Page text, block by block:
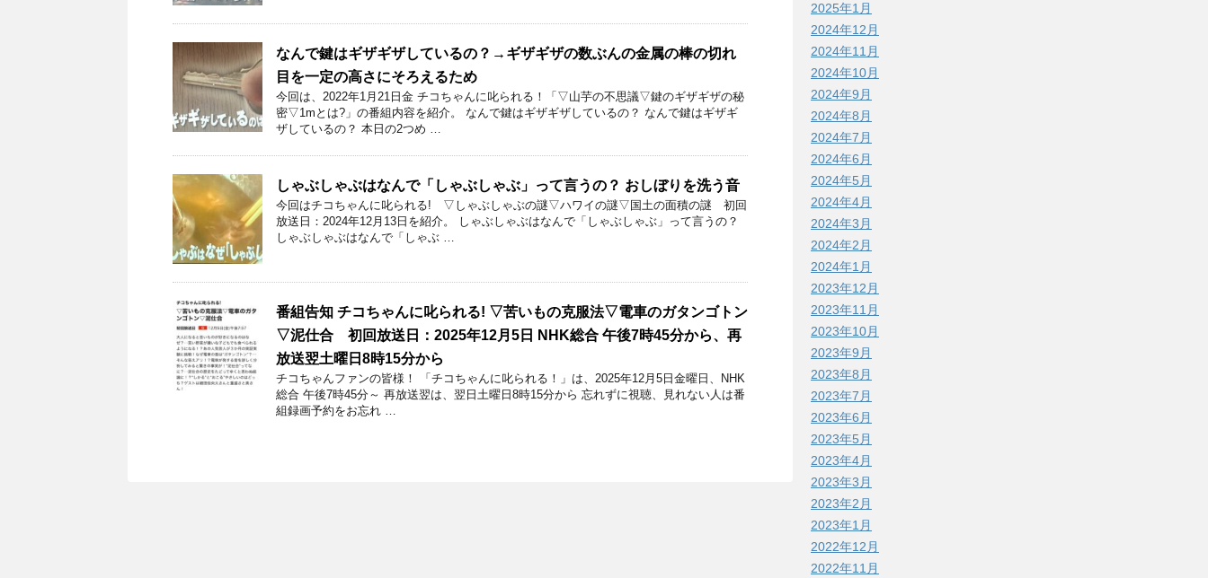
なんで鍵はギザギザしているの？→ギザギザの数ぶんの金属の棒の切れ
目を一定の高さにそろえるため
今回は、2022年1月21日金 チコちゃんに叱られる！「▽山芋の不思議▽鍵のギザギザの秘
密▽1mとは?」の番組内容を紹介。 なんで鍵はギザギザしているの？ なんで鍵はギザギ
ザしているの？ 本日の2つめ …
しゃぶしゃぶはなんで「しゃぶしゃぶ」って言うの？ おしぼりを洗う音
今回はチコちゃんに叱られる! ▽しゃぶしゃぶの謎▽ハワイの謎▽国土の面積の謎 初回
放送日：2024年12月13日を紹介。 しゃぶしゃぶはなんで「しゃぶしゃぶ」って言うの？
しゃぶしゃぶはなんで「しゃぶ …
番組告知 チコちゃんに叱られる! ▽苦いもの克服法▽電車のガタンゴトン
▽泥仕合 初回放送日：2025年12月5日 NHK総合 午後7時45分から、再
放送翌土曜日8時15分から
チコちゃんファンの皆様！ 「チコちゃんに叱られる！」​は、2025年12月5日金曜日、NHK
総合 午後7時45分～ 再放送翌は、翌日土曜日8時15分から 忘れずに視聴、見れない人は番
組録画予約をお忘れ …
2025年1月
2024年12月
2024年11月
2024年10月
2024年9月
2024年8月
2024年7月
2024年6月
2024年5月
2024年4月
2024年3月
2024年2月
2024年1月
2023年12月
2023年11月
2023年10月
2023年9月
2023年8月
2023年7月
2023年6月
2023年5月
2023年4月
2023年3月
2023年2月
2023年1月
2022年12月
2022年11月